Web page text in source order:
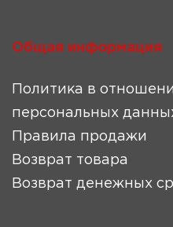
Общая информация
Политика в
персональных
Правила продажи
Возврат товара
Возврат денежных